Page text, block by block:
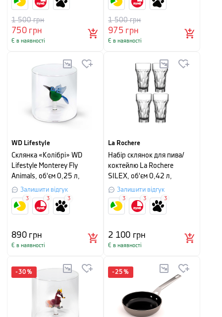
750грн
1 500грн
Є в наявності
975грн
1 500грн
Є в наявності
WD Lifestyle
Склянка «Колібрі» WD
Lifestyle Monterey Fly
Animals, об'єм 0,25 л,
прозора
Залишити відгук
890грн
Є в наявності
3 3 3
La Rochere
Набір склянок для пива/
коктейлю La Rochere
SILEX, об'єм 0,42 л,
прозорий, 4 шт
Залишити відгук
2 100 грн
Є в наявності
3 3 3
-30 % -25 %